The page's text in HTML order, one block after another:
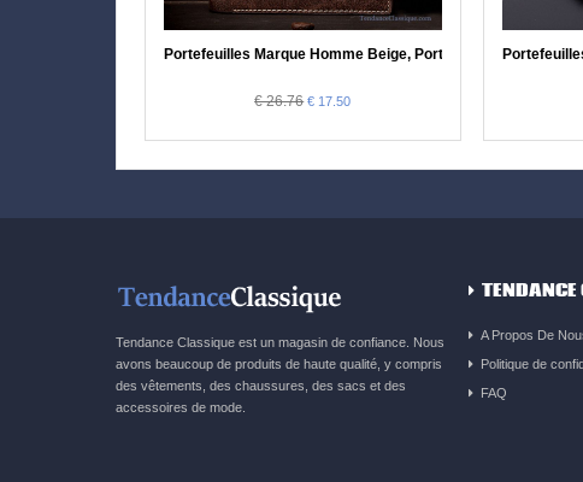
Portefeuilles Marque Homme Beige, Portefeuilles Homme
€ 26.76 € 17.50
Tendance Classique est un magasin de confiance. Nous
avons beaucoup de produits de haute qualité, y compris
des vêtements, des chaussures, des sacs et des
accessoires de mode.
TENDANCE
A Propos De
Politique de
FAQ